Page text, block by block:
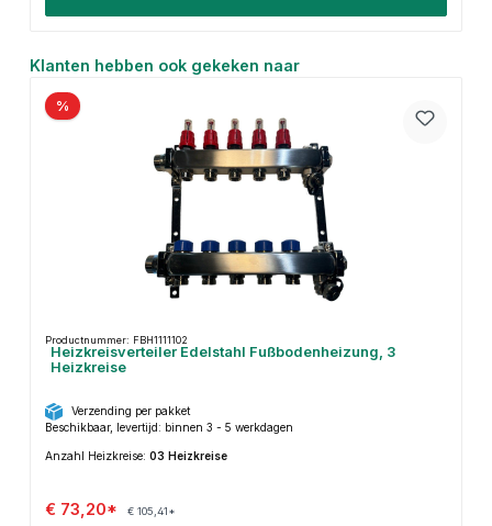
Productgalerij overslaan
Klanten hebben ook gekeken naar
%
Productnummer: FBH1111102
Heizkreisverteiler Edelstahl Fußbodenheizung, 3
Heizkreise
Verzending per pakket
Beschikbaar, levertijd: binnen 3 - 5 werkdagen
Anzahl Heizkreise: 03 Heizkreise
€ 73,20* € 105,41*